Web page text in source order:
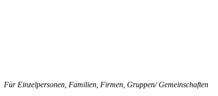
Für Einzelpersonen, Familien, Firmen, Gruppen/ Gemeinschaften